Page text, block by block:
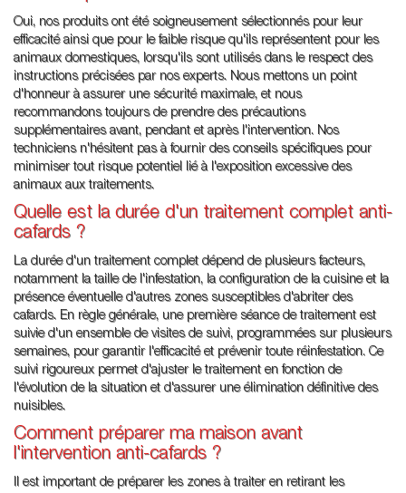
Oui, nos produits ont été soigneusement sélectionnés pour leur
efficacité ainsi que pour le faible risque qu'ils représentent pour les
animaux domestiques, lorsqu'ils sont utilisés dans le respect des
instructions précisées par nos experts. Nous mettons un point
d'honneur à assurer une sécurité maximale, et nous
recommandons toujours de prendre des précautions
supplémentaires avant, pendant et après l'intervention. Nos
techniciens n'hésitent pas à fournir des conseils spécifiques pour
minimiser tout risque potentiel lié à l'exposition excessive des
animaux aux traitements.
Quelle est la durée d'un traitement complet anti-
cafards ?
La durée d'un traitement complet dépend de plusieurs facteurs,
notamment la taille de l'infestation, la configuration de la cuisine et la
présence éventuelle d'autres zones susceptibles d'abriter des
cafards. En règle générale, une première séance de traitement est
suivie d'un ensemble de visites de suivi, programmées sur plusieurs
semaines, pour garantir l'efficacité et prévenir toute réinfestation. Ce
suivi rigoureux permet d'ajuster le traitement en fonction de
l'évolution de la situation et d'assurer une élimination définitive des
nuisibles.
Comment préparer ma maison avant
l'intervention anti-cafards ?
Il est important de préparer les zones à traiter en retirant les